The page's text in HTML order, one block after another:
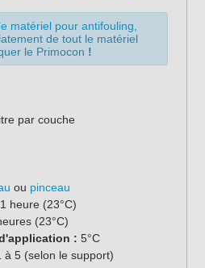
matériel pour antifouling
de tout le matériel
le Primocon !
par couche
ou pinceau
heure (23°C)
(23°C)
: 5°C
à 5 (selon le support)